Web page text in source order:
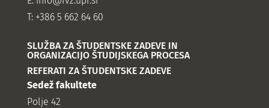
T: +386 5 662 64 60
SLUŽBA ZA ŠTUDENTSKE ZADEVE IN
ORGANIZACIJO ŠTUDIJSKEGA PROCESA
REFERATI ZA ŠTUDENTSKE ZADEVE
Sedež fakultete
Polje 42